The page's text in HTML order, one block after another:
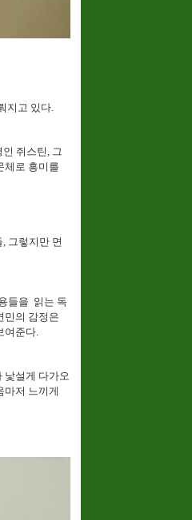
지고 있다.
쥐스틴, 그
체로 흥미를
그렇지만 면
들을 읽는 독
민의 감정은
여준다.
낯설게 다가오
마저 느끼게